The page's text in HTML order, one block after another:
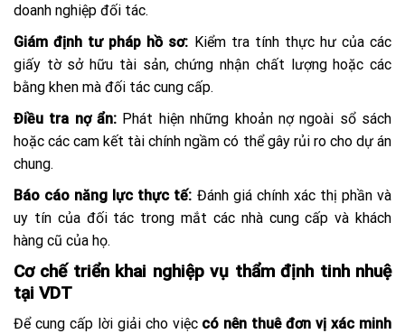
doanh nghiệp đối tác.
Giám định tư pháp hồ sơ: Kiểm tra tính thực hư của các
giấy tờ sở hữu tài sản, chứng nhận chất lượng hoặc các
bằng khen mà đối tác cung cấp.
Điều tra nợ ẩn: Phát hiện những khoản nợ ngoài sổ sách
hoặc các cam kết tài chính ngầm có thể gây rủi ro cho dự án
chung.
Báo cáo năng lực thực tế: Đánh giá chính xác thị phần và
uy tín của đối tác trong mắt các nhà cung cấp và khách
hàng cũ của họ.
Cơ chế triển khai nghiệp vụ thẩm định tinh nhuệ
tại VDT
Để cung cấp lời giải cho việc có nên thuê đơn vị xác minh